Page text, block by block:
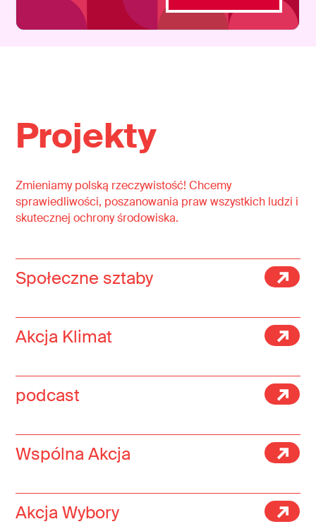
Projekty
Zmieniamy polską rzeczywistość! Chcemy
sprawiedliwości, poszanowania praw wszystkich ludzi i
skutecznej ochrony środowiska.
Społeczne sztaby
Akcja Klimat
podcast
Wspólna Akcja
Akcja Wybory